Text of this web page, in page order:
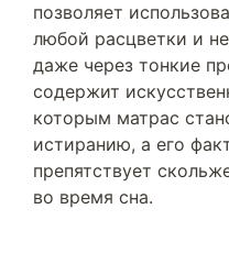
позволяет
любой расцветки и
даже через тонкие
содержит
которым матрас
истиранию, а его
препятствует
во время сна.